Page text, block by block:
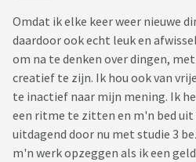
Omdat ik elke keer weer nieuwe
daardoor ook echt leuk en
om na te denken over dingen,
creatief te zijn. Ik hou ook van
te inactief naar mijn mening. Ik
een ritme te zitten en m'n bed uit
uitdagend door nu met studie 3
m'n werk opzeggen als ik een